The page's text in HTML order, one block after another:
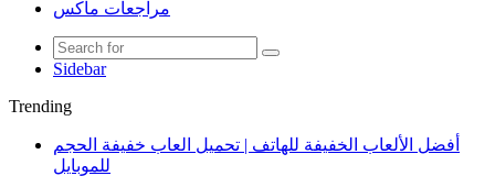
مراجعات ماكس
Sidebar
Trending
أفضل الألعاب الخفيفة للهاتف | تحميل العاب خفيفة الحجم
للموبايل